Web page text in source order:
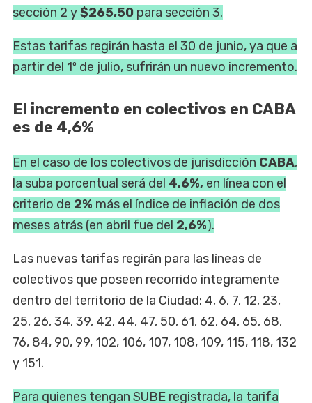
sección 2 y$265,50 para sección 3.
Estas tarifas regirán hasta el 30 de junio, ya que a
partir del 1º de julio, sufrirán un nuevo incremento.
El incremento en colectivos en CABA
es de 4,6%
En el caso de los colectivos de jurisdicción CABA,
la suba porcentual será del 4,6%, en línea con el
criterio de 2% más el índice de inflación de dos
meses atrás (en abril fue del 2,6%).
Las nuevas tarifas regirán para las líneas de
colectivos que poseen recorrido íntegramente
dentro del territorio de la Ciudad: 4, 6, 7, 12, 23,
25, 26, 34, 39, 42, 44, 47, 50, 61, 62, 64, 65, 68,
76, 84, 90, 99, 102, 106, 107, 108, 109, 115, 118, 132
y 151.
Para quienes tengan SUBE registrada, la tarifa